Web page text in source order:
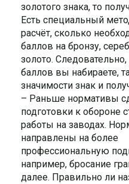
золотого знака, то
Есть специальный
расчёт, сколько
баллов на бронзу,
золото.
баллов вы набираете,
значимости знак и
– Раньше нормативы
подготовки к обороне
работы на заводах.
направлены на более
профессиональную
например, бросание
далее. Правильно ли